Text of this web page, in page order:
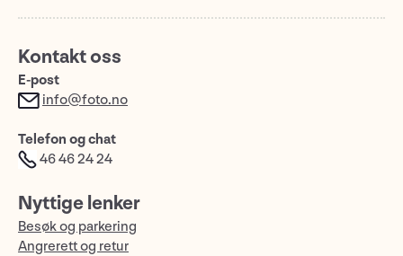
Kontakt oss
E-post
info@foto.no
Telefon og chat
46 46 24 24
Nyttige lenker
Besøk og parkering
Angrerett og retur